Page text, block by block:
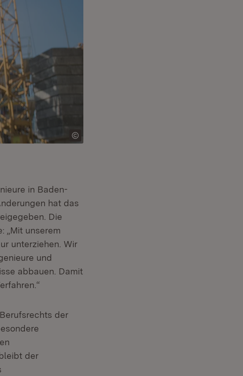
in Baden-
hat das
Die
„Mit unserem
unterziehen. Wir
und
abbauen. Damit
der
der